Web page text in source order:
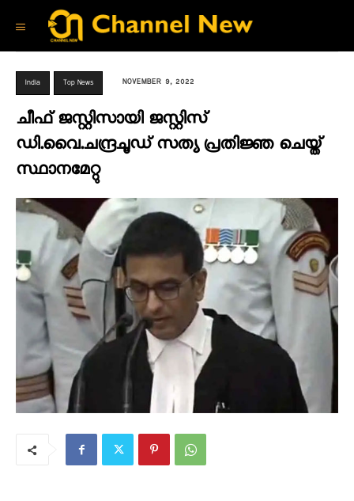
India Top News NOVEMBER 9, 2022
ചീഫ് ജസ്റ്റിസായി ജസ്റ്റിസ്
ഡി.വൈ.ചന്ദ്രചൂഡ് സത്യ പ്രതിജ്ഞ ചെയ്ത്
സ്ഥാനമേറ്റു